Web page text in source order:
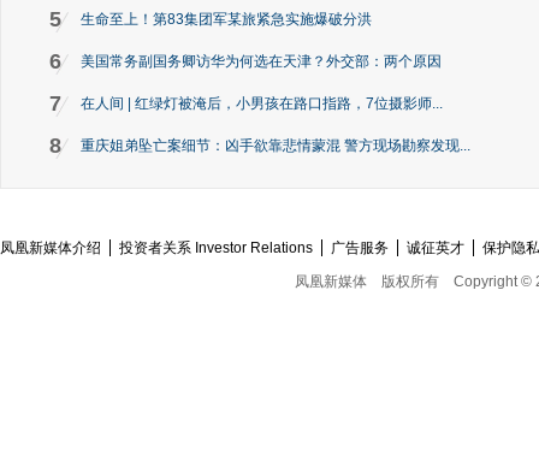
5 生命至上！第83集团军某旅紧急实施爆破分洪
6 美国常务副国务卿访华为何选在天津？外交部：两个原因
7 在人间 | 红绿灯被淹后，小男孩在路口指路，7位摄影师...
8 重庆姐弟坠亡案细节：凶手欲靠悲情蒙混 警方现场勘察发现...
凤凰新媒体介绍 投资者关系 Investor Relations 广告服务 诚征英才
保护隐
凤凰新媒体
版权所有 Copyright ©